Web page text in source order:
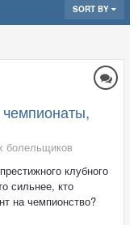
SORT BY
болельщиков
клубного
сильнее, кто
на чемпионство?